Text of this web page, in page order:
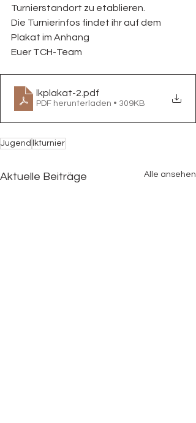
Turnierstandort zu etablieren.
Die Turnierinfos findet ihr auf dem
Plakat im Anhang
Euer TCH-Team
lkplakat-2 .pdf
PDF herunterladen • 309KB
Jugend lkturnier
Aktuelle Beiträge Alle ansehen